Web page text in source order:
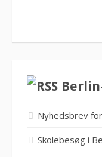
Nyhedsbrev
Skolebesøg i